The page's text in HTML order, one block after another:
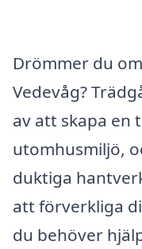
Drömmer du
Vedevåg?
av att skapa en
utomhusmiljö,
duktiga
att förverkliga
du behöver